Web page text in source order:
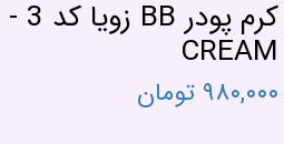
CREAM
۹۸۰,۰۰۰ تومان